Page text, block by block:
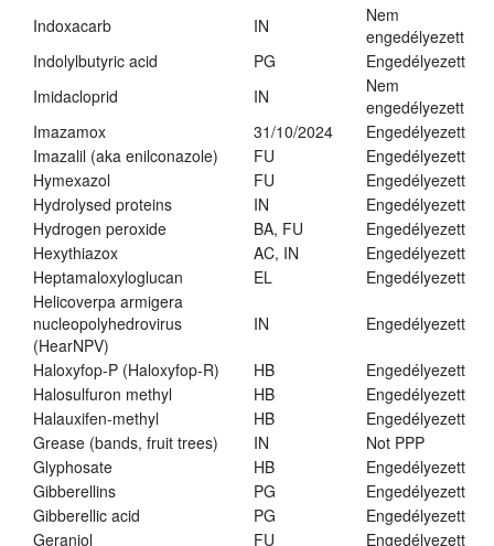
Indoxacarb
IN
Nem
engedélyezett
Indolylbutyric acid
PG
Engedélyezett
Imidacloprid
IN
Nem
engedélyezett
Imazamox
31/10/2024
Engedélyezett
Imazalil (aka enilconazole)
FU
Engedélyezett
Hymexazol
FU
Engedélyezett
Hydrolysed proteins
IN
Engedélyezett
Hydrogen peroxide
BA, FU
Engedélyezett
Hexythiazox
AC, IN
Engedélyezett
Heptamaloxyloglucan
EL
Engedélyezett
Helicoverpa armigera
nucleopolyhedrovirus
(HearNPV)
IN Engedélyezett
Haloxyfop-P (Haloxyfop-R) HB
Engedélyezett
Halosulfuron methyl
HB
Engedélyezett
Halauxifen-methyl
HB
Engedélyezett
Grease (bands, fruit trees)
IN
Not PPP
Glyphosate
HB
Engedélyezett
Gibberellins
PG
Engedélyezett
Gibberellic acid
PG
Engedélyezett
Geraniol
FU
Engedélyezett